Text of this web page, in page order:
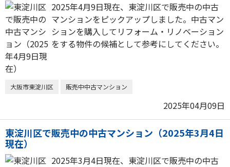
2025年4月9日現在、東淀川区で販売中の中古
マンションをピックアップしました。中古マン
ションを購入してリフォーム・リノベーション
をする物件の候補として参考にしてください。
大阪市東淀川区 販売中中古マンション
2025年04月09日
東淀川区で販売中の中古マンション（2025年3月4日
現在）
2025年3月4日現在、東淀川区で販売中の中古